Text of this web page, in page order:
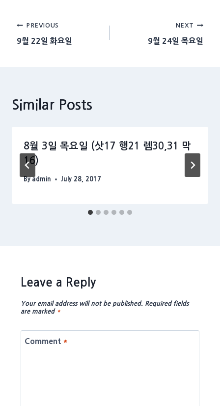
Post
navigation
PREVIOUS
9월 22일 화요일
NEXT
9월 24일 목요일
Similar Posts
8월 3일 목요일 (삿17 행21 렘30,31 막
16)
By admin July 28, 2017
Leave a Reply
Your email address will not be published. Required fields
are marked *
Comment *